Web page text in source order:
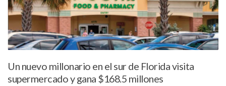
Un nuevo millonario en el sur de Florida visita
supermercado y gana $168.5 millones